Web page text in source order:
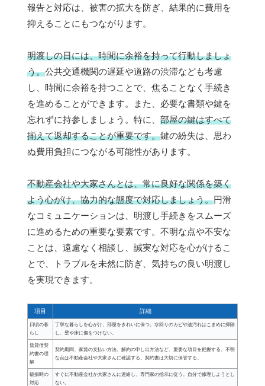
報告と対応は、被害の拡大を防ぎ、結果的に費用を
抑えることにもつながります。
明渡しの日には、時間に余裕を持って行動しましょ
う。公共交通機関の遅延や道路の渋滞なども考慮
し、時間に余裕を持つことで、焦ることなく手続き
を進めることができます。また、必要な書類や鍵を
忘れずに持参しましょう。特に、 部屋の鍵はすべて
揃えて返却することが重要です。鍵の紛失は、思わ
ぬ費用負担につながる可能性があります。
不動産会社や大家さんとは、常に良好な関係を築く
よう心がけ、協力的な態度で対応しましょう。円滑
なコミュニケーションは、明渡し手続きをスムーズ
に進めるための重要な要素です。不明な点や不安な
ことは、遠慮なく相談し、誠実な対応を心がけるこ
とで、トラブルを未然に防ぎ、気持ちの良い明渡し
を実現できます。
項目 詳細
日頃の暮
らし
丁寧な暮らしを心がけ、部屋をきれいに保つ。水回りのカビや油汚れはこまめに掃除
し、壁や床に傷をつけない。
賃貸借契
約書の理
解
契約期間、家賃の支払い方法、解約の申し出方法など、重要な項目を把握する。不明
な点は不動産会社や大家さんに確認する。契約書は大切に保管する。
破損時の
対応
すぐに不動産会社か大家さんに連絡し、専門家の指示に従う。自分で修理しようとし
ない。